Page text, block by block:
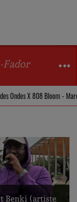
Fador
des Ondes X 808 Bloom -
Benki (artiste